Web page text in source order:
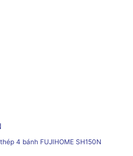
4 bánh FUJIHOME SH150N